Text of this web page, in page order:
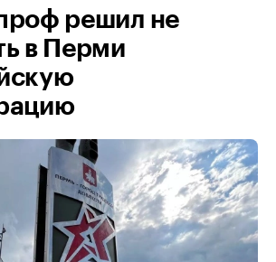
решил не
в Перми